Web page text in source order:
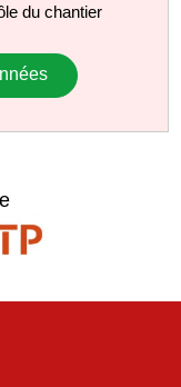
du chantier